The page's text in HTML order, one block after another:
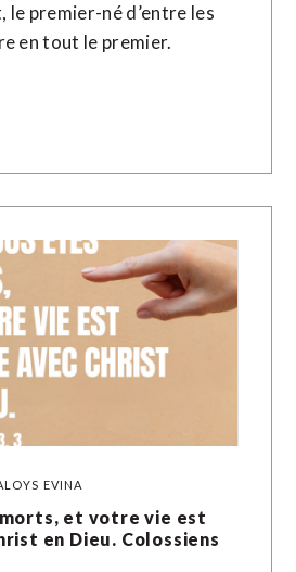
le premier-né d’entre les
en tout le premier.
EVINA
et votre vie est
en Dieu. Colossiens